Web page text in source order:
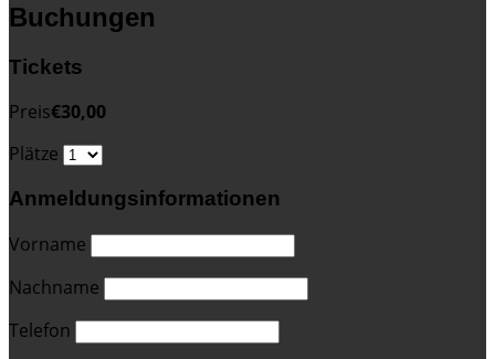
Buchungen
Tickets
Preis€30,00
Plätze
Anmeldungsinformationen
Vorname
Nachname
Telefon